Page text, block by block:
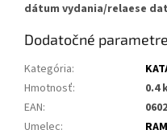
dátum vydania/relaese
Dodatočné parametre
Kategória:
Hmotnosť:
0.4
EAN: